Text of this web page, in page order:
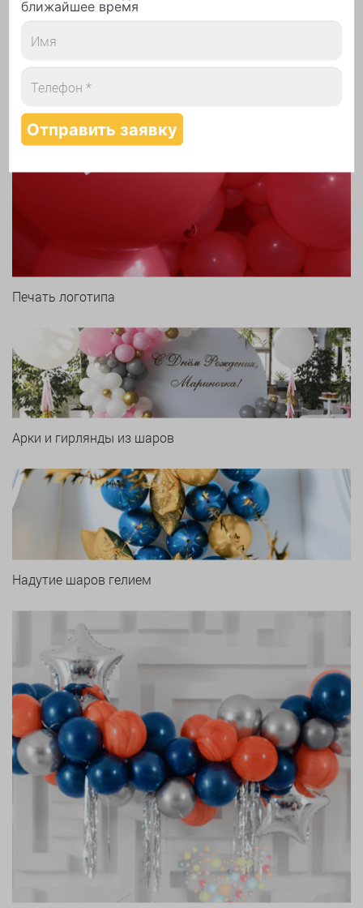
Печать логотипа
Арки и гирлянды из шаров
Надутие шаров гелием
ближайшее время